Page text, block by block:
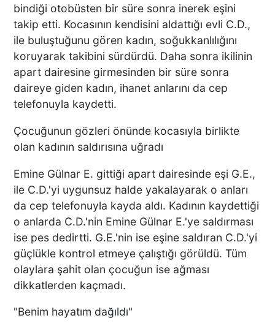
bindiği otobüsten bir süre sonra inerek eşini
takip etti. Kocasının kendisini aldattığı evli C.D.,
ile buluştuğunu gören kadın, soğukkanlılığını
koruyarak takibini sürdürdü. Daha sonra ikilinin
apart dairesine girmesinden bir süre sonra
daireye giden kadın, ihanet anlarını da cep
telefonuyla kaydetti.
Çocuğunun gözleri önünde kocasıyla birlikte
olan kadının saldırısına uğradı
Emine Gülnar E. gittiği apart dairesinde eşi G.E.,
ile C.D.'yi uygunsuz halde yakalayarak o anları
da cep telefonuyla kayda aldı. Kadının kaydettiği
o anlarda C.D.'nin Emine Gülnar E.'ye saldırması
ise pes dedirtti. G.E.'nin ise eşine saldıran C.D.'yi
güçlükle kontrol etmeye çalıştığı görüldü. Tüm
olaylara şahit olan çocuğun ise ağması
dikkatlerden kaçmadı.
"Benim hayatım dağıldı"